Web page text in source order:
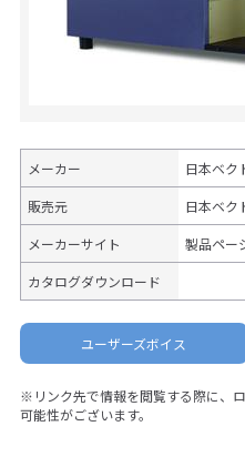
メーカー 日本ベク
販売元 日本ベク
メーカーサイト 製品ペー
カタログダウンロード
ユーザーズボイス
※リンク先で情報を閲覧する際に、
可能性がございます。